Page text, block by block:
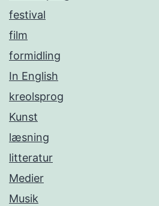
festival
film
formidling
In English
kreolsprog
Kunst
læsning
litteratur
Medier
Musik